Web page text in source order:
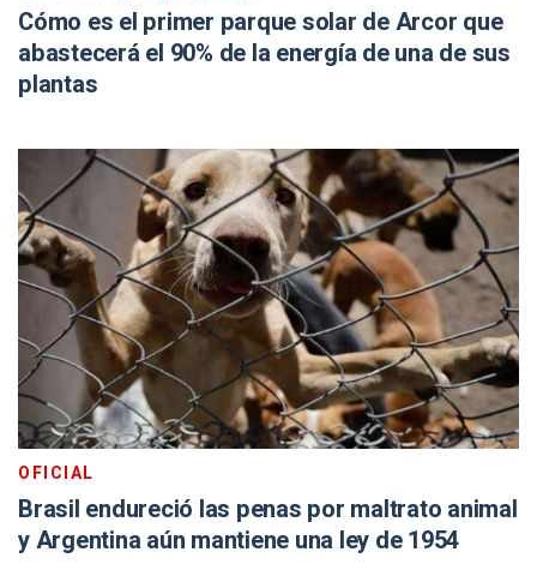
Cómo es el primer parque solar de Arcor que
abastecerá el 90% de la energía de una de sus
plantas
OFICIAL
Brasil endureció las penas por maltrato animal
y Argentina aún mantiene una ley de 1954